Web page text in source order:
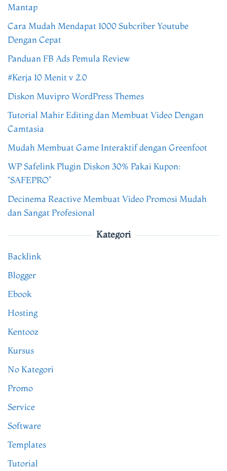
Mantap
Cara Mudah Mendapat 1000 Subcriber Youtube
Dengan Cepat
Panduan FB Ads Pemula Review
#Kerja 10 Menit v 2.0
Diskon Muvipro WordPress Themes
Tutorial Mahir Editing dan Membuat Video Dengan
Camtasia
Mudah Membuat Game Interaktif dengan Greenfoot
WP Safelink Plugin Diskon 30% Pakai Kupon:
“SAFEPRO”
Decinema Reactive Membuat Video Promosi Mudah
dan Sangat Profesional
Kategori
Backlink
Blogger
Ebook
Hosting
Kentooz
Kursus
No Kategori
Promo
Service
Software
Templates
Tutorial